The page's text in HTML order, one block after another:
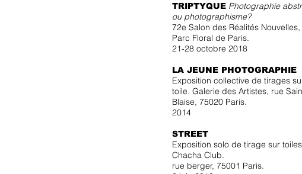
TRIPTYQUE Photographie
ou photographisme?
72e Salon des Réalités Nouvelles,
Parc Floral de Paris.
21-28 octobre 2018
LA JEUNE PHOTOGRAPHIE
Exposition collective de tirages
toile. Galerie des Artistes, rue
Blaise, 75020 Paris.
2014
STREET
Exposition solo de tirage sur
Chacha Club.
rue berger, 75001 Paris.